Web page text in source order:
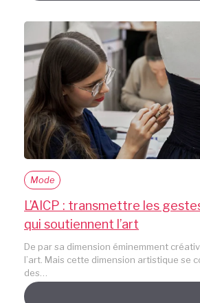
Mode
L’AICP : transmettre les
qui soutiennent l’art
De par sa dimension éminemment
l’art. Mais cette dimension artistique se
des…